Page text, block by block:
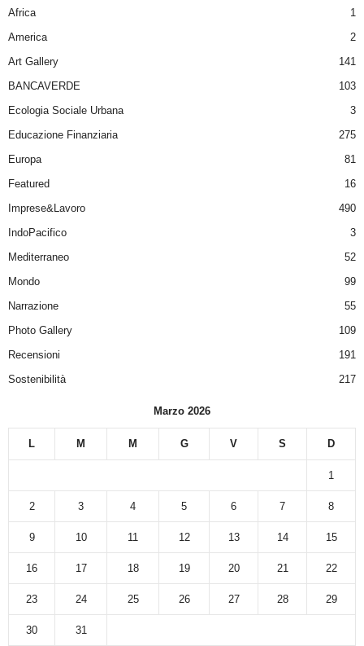
Africa
1
America
2
Art Gallery
141
BANCAVERDE
103
Ecologia Sociale Urbana
3
Educazione Finanziaria
275
Europa
81
Featured
16
Imprese&Lavoro
490
IndoPacifico
3
Mediterraneo
52
Mondo
99
Narrazione
55
Photo Gallery
109
Recensioni
191
Sostenibilità
217
Marzo 2026
L M M G V S D
1
2 3 4 5 6 7 8
9 10 11 12 13 14 15
16 17 18 19 20 21 22
23 24 25 26 27 28 29
30
31